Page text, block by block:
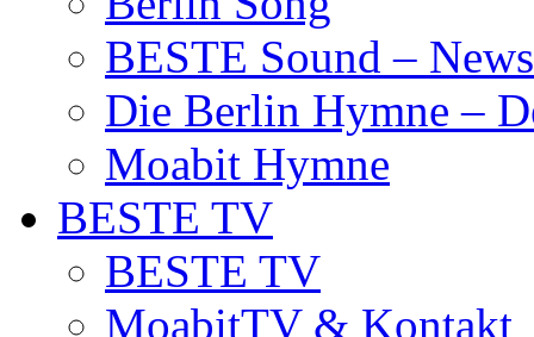
BESTE Sound –
Die Berlin Hymne –
Moabit Hymne
BESTE TV
BESTE TV
MoabitTV & Kontakt